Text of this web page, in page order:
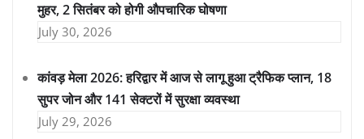
मुहर, 2 सितंबर को होगी औपचारिक घोषणा
July 30, 2026
कांवड़ मेला 2026: हरिद्वार में आज से लागू हुआ ट्रैफिक प्लान, 18
सुपर जोन और 141 सेक्टरों में सुरक्षा व्यवस्था
July 29, 2026